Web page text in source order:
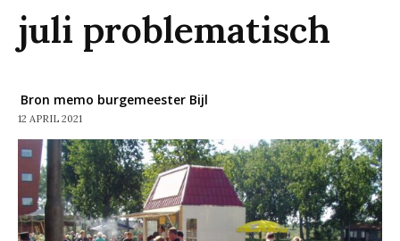
juli problematisch
Bron memo burgemeester Bijl
12 APRIL 2021